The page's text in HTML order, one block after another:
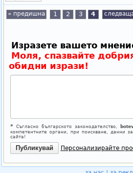
« предишна 1 2 3 4
Изразете вашето
Моля, спазвайте
обидни изрази!
*Съгласно българското законодателство,
компетентните органи, при поискване, данни
сайта!
Персонализирайте